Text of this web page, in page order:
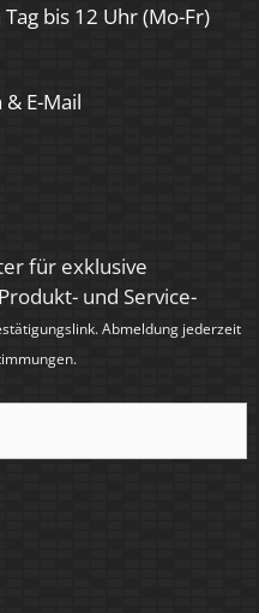
& schwarze
bis 12 Uhr (Mo-Fr)
E-Mail
für exklusive
und Service-
Abmeldung jederzeit
.